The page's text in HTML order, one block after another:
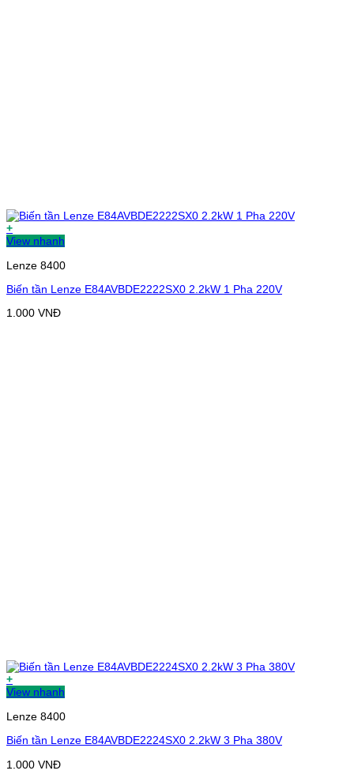
+
View nhanh
Lenze 8400
Biến tần Lenze E84AVBDE2222SX0 2.2kW 1 Pha 220V
1.000 VNĐ
+
View nhanh
Lenze 8400
Biến tần Lenze E84AVBDE2224SX0 2.2kW 3 Pha 380V
1.000 VNĐ